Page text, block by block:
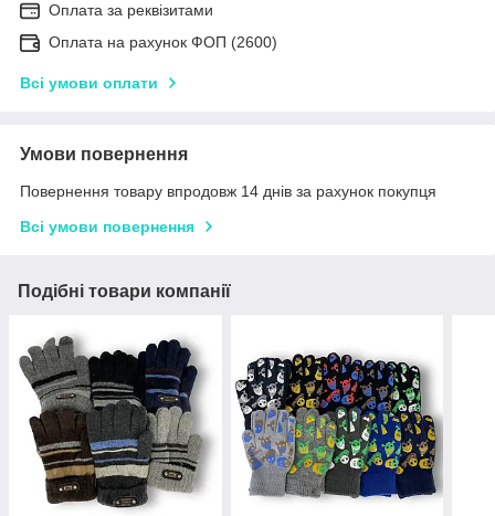
Оплата за реквізитами
Оплата на рахунок ФОП (2600)
Всі умови оплати
Умови повернення
Повернення товару впродовж 14 днів за рахунок покупця
Всі умови повернення
Подібні товари компанії